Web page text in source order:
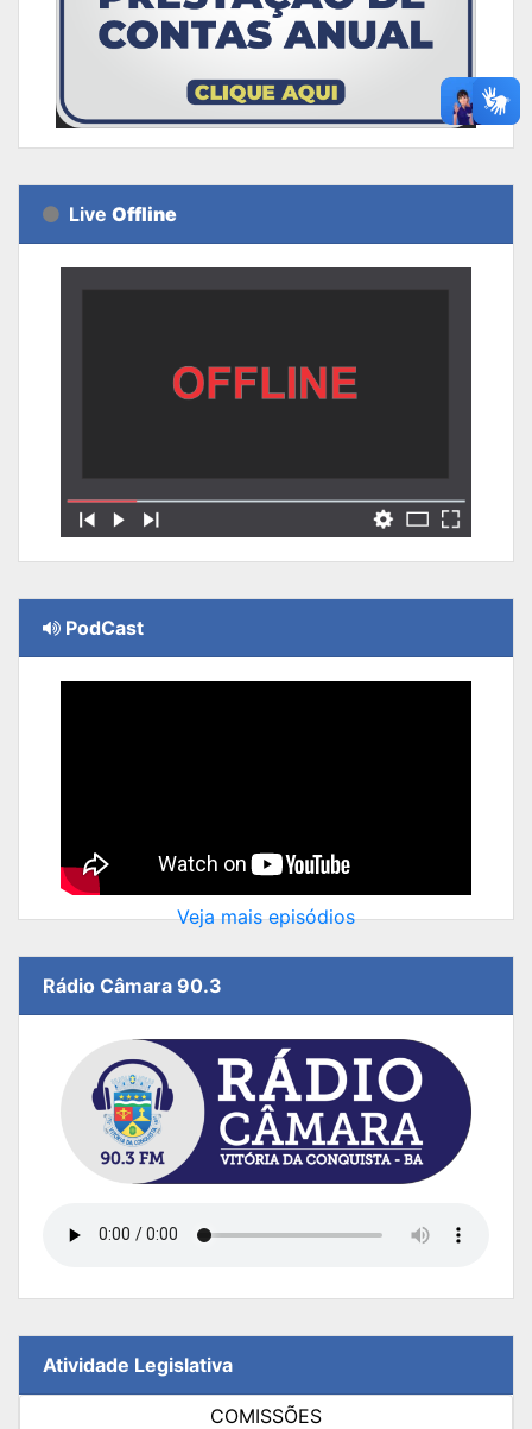
Live Offline
PodCast
Veja mais episódios
Rádio Câmara 90.3
Atividade Legislativa
COMISSÕES